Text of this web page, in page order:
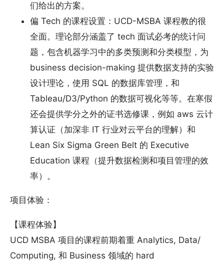
们给出的方案。
偏 Tech 的课程设置：UCD-MSBA 课程教的很
全面。理论部分涵盖了 tech 面试必考的统计问
题，包含机器学习中的多类预测和分类模型，为
business decision-making 提供数据支持的实验
设计理论，使用 SQL 的数据库管理，和
Tableau/D3/Python 的数据可视化等等。在寒假
还会提供学分之外的证书选修课，例如 aws 云计
算认证（加深非 IT 行业对云平台的理解）和
Lean Six Sigma Green Belt 的 Executive
Education 课程（提升数据检测和项目管理的效
率）。
项目体验：
【课程体验】
UCD MSBA 项目的课程前期着重 Analytics, Data/
Computing, 和 Business 领域的 hard